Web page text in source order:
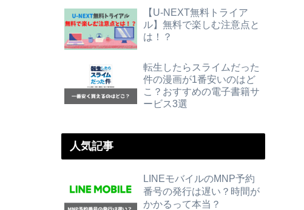
【U-NEXT無料トライア
ル】無料で楽しむ注意点と
は！？
転生したらスライムだった
件の漫画が1番安いのはど
こ？おすすめの電子書籍サ
ービス3選
人気記事
LINEモバイルのMNP予約
番号の発行は遅い？時間が
かかるって本当？